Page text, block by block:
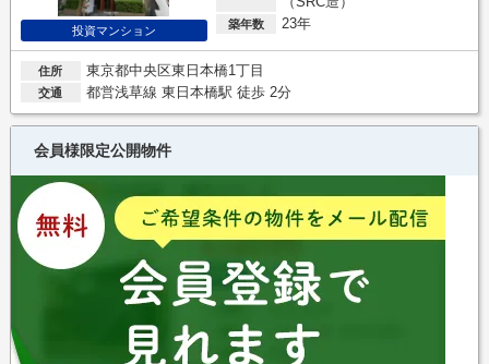
投資マンション 築年数 23年
住所 東京都中央区東日本橋1丁目
交通 都営浅草線 東日本橋駅 徒歩 2分
会員様限定公開物件